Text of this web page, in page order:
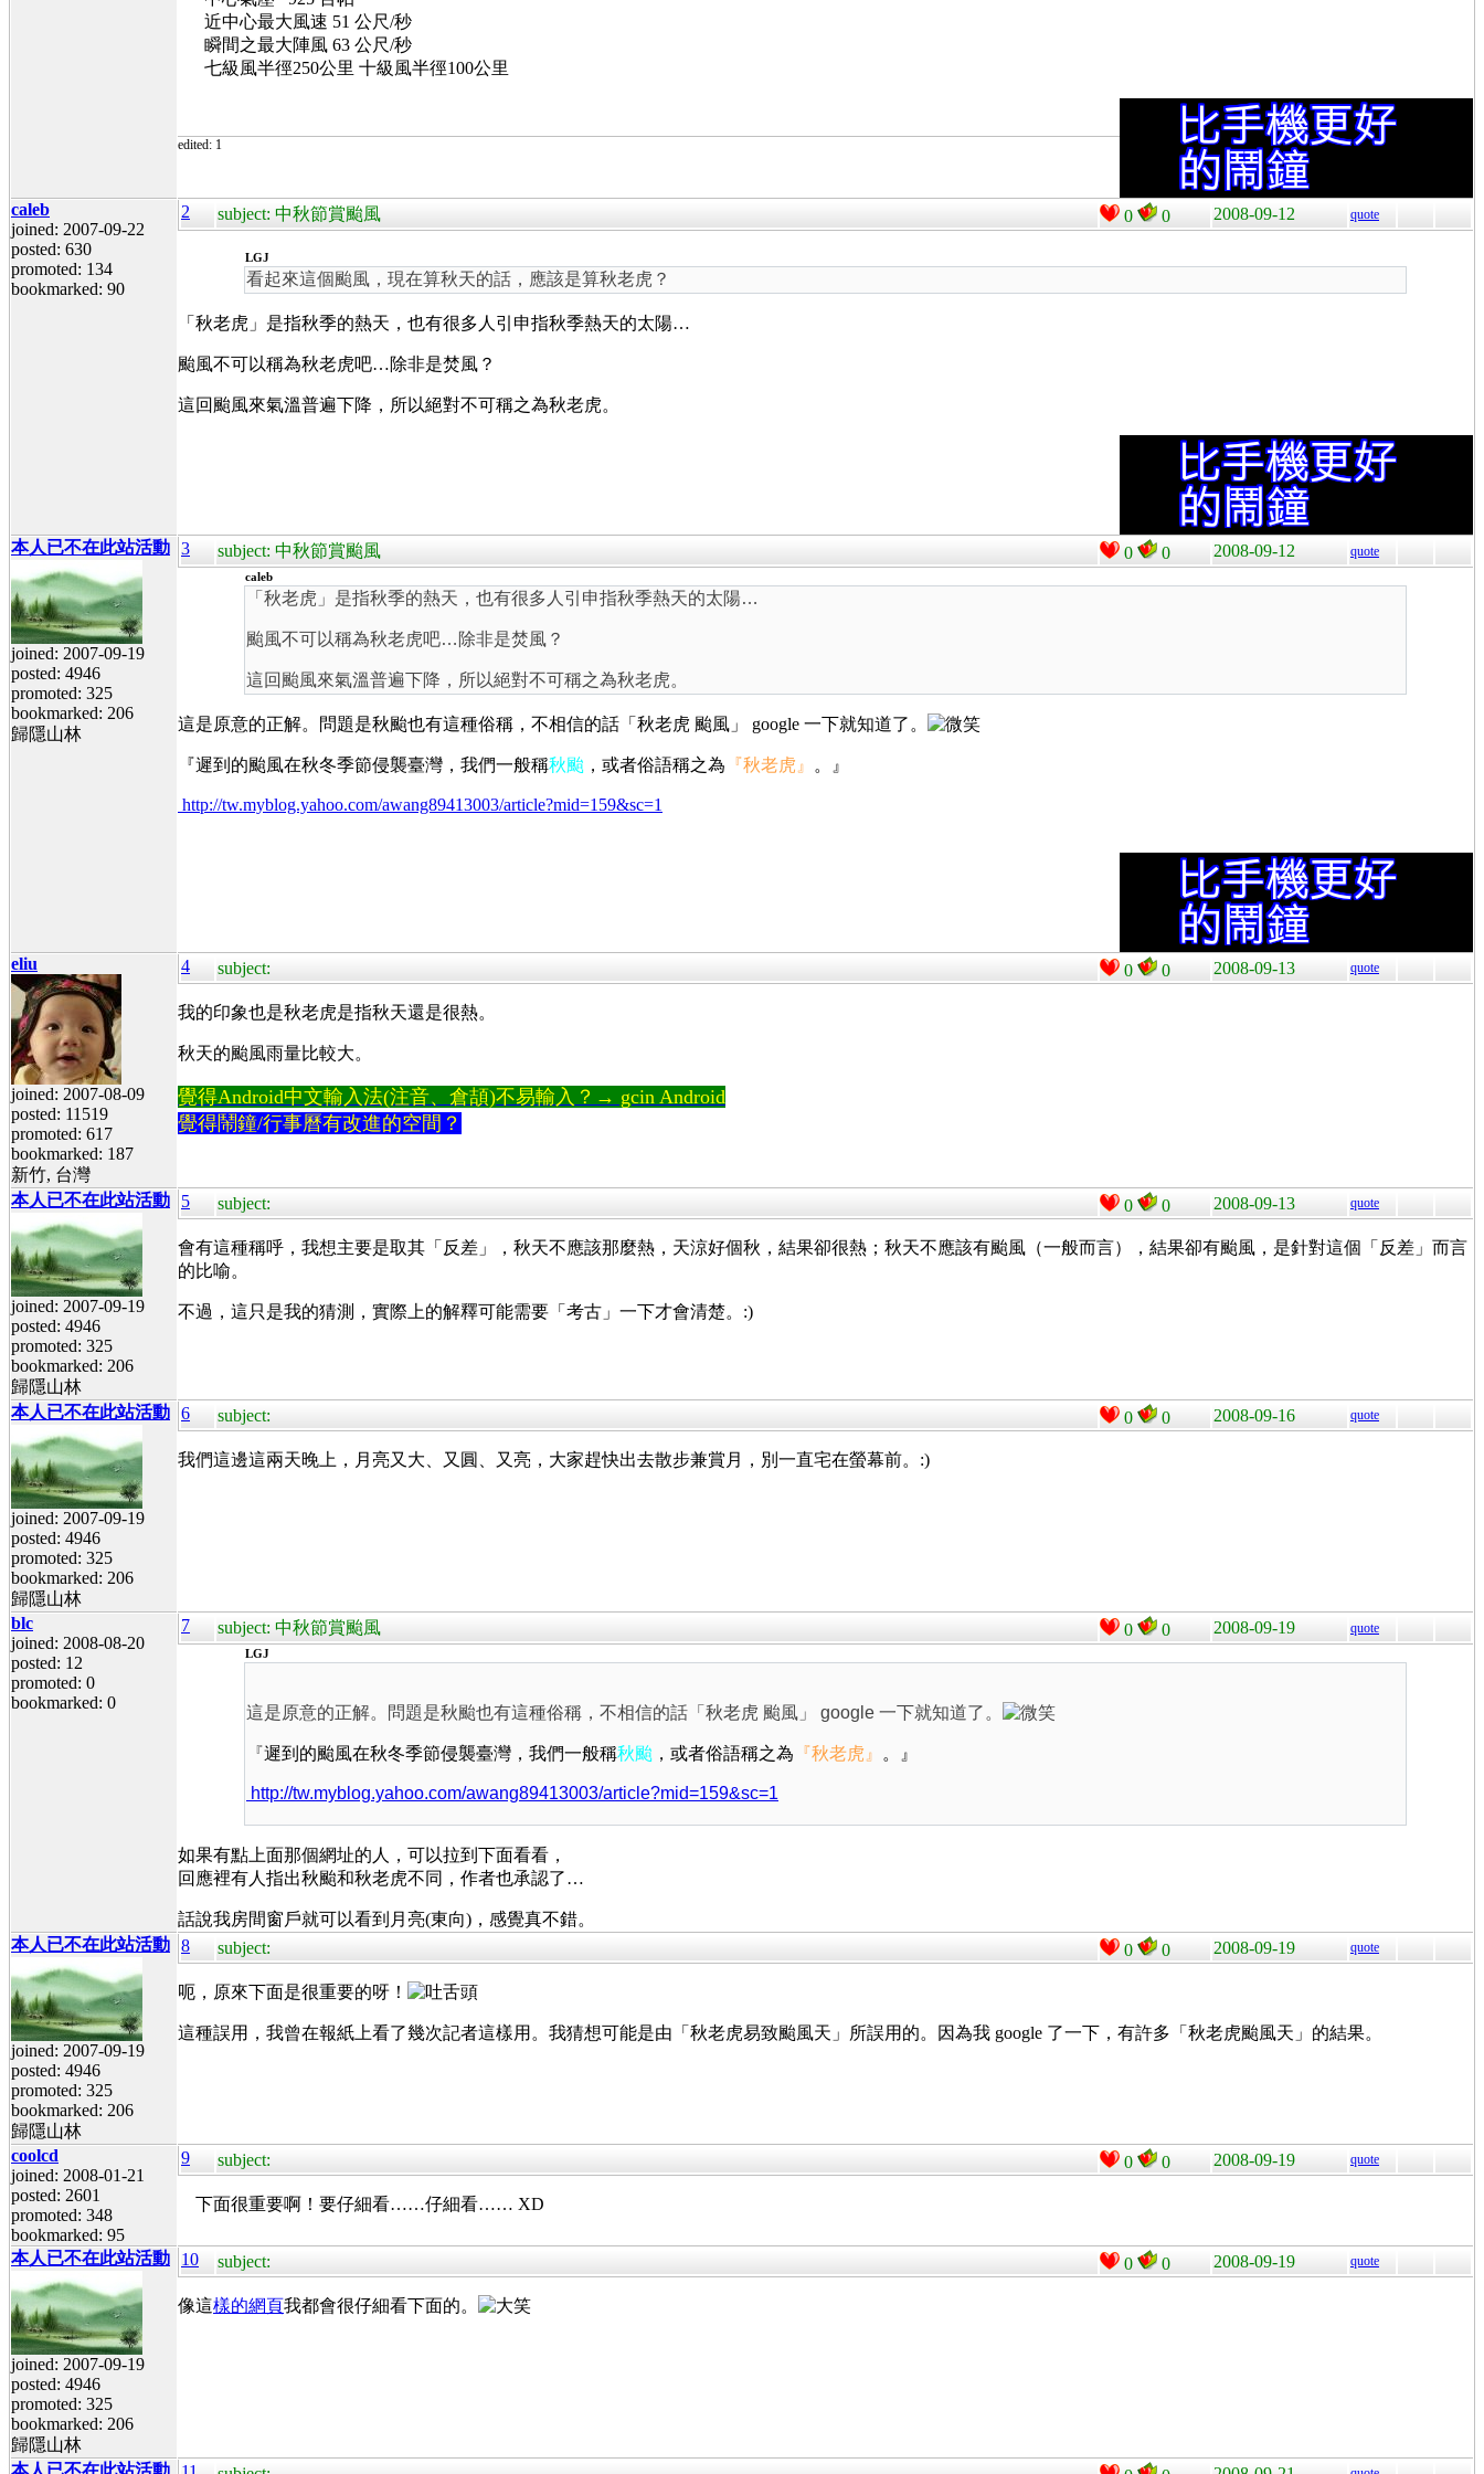
近中心最大風速 51 公尺/秒
瞬間之最大陣風 63 公尺/秒
七級風半徑250公里 十級風半徑100公里
edited: 1
caleb
joined: 2007-09-22
posted: 630
promoted: 134
bookmarked: 90
2 subject: 中秋節賞颱風 0 0 2008-09-12 quote
LGJ
看起來這個颱風，現在算秋天的話，應該是算秋老虎？
「秋老虎」是指秋季的熱天，也有很多人引申指秋季熱天的太陽…
颱風不可以稱為秋老虎吧…除非是焚風？
這回颱風來氣溫普遍下降，所以絕對不可稱之為秋老虎。
本人已不在此站活動
joined: 2007-09-19
posted: 4946
promoted: 325
bookmarked: 206
歸隱山林
3 subject: 中秋節賞颱風 0 0 2008-09-12 quote
caleb
「秋老虎」是指秋季的熱天，也有很多人引申指秋季熱天的太陽…
颱風不可以稱為秋老虎吧…除非是焚風？
這回颱風來氣溫普遍下降，所以絕對不可稱之為秋老虎。
這是原意的正解。問題是秋颱也有這種俗稱，不相信的話「秋老虎 颱風」 google 一下就知道了。
『遲到的颱風在秋冬季節侵襲臺灣，我們一般稱秋颱 ，或者俗語稱之為 『秋老虎 』 。』
http://tw.myblog.yahoo.com/awang89413003/article?mid=159&sc=1
eliu
joined: 2007-08-09
posted: 11519
promoted: 617
bookmarked: 187
新竹, 台灣
4 subject: 0 0 2008-09-13 quote
我的印象也是秋老虎是指秋天還是很熱。
秋天的颱風雨量比較大。
覺得Android中文輸入法(注音、倉頡)不易輸入？→ gcin Android
覺得鬧鐘/行事曆有改進的空間？
本人已不在此站活動
joined: 2007-09-19
posted: 4946
promoted: 325
bookmarked: 206
歸隱山林
5 subject: 0 0 2008-09-13 quote
會有這種稱呼，我想主要是取其「反差」，秋天不應該那麼熱，天涼好個秋，結果卻很熱；秋天不應該有颱風（一般而言），結果卻有颱風，是針對這個「反差」而言
的比喻。
不過，這只是我的猜測，實際上的解釋可能需要「考古」一下才會清楚。:)
本人已不在此站活動
joined: 2007-09-19
posted: 4946
promoted: 325
bookmarked: 206
歸隱山林
6 subject: 0 0 2008-09-16 quote
我們這邊這兩天晚上，月亮又大、又圓、又亮，大家趕快出去散步兼賞月，別一直宅在螢幕前。:)
blc
joined: 2008-08-20
posted: 12
promoted: 0
bookmarked: 0
7 subject: 中秋節賞颱風 0 0 2008-09-19 quote
LGJ
這是原意的正解。問題是秋颱也有這種俗稱，不相信的話「秋老虎 颱風」 google 一下就知道了。
『遲到的颱風在秋冬季節侵襲臺灣，我們一般稱秋颱 ，或者俗語稱之為 『秋老虎 』 。』
http://tw.myblog.yahoo.com/awang89413003/article?mid=159&sc=1
如果有點上面那個網址的人，可以拉到下面看看，
回應裡有人指出秋颱和秋老虎不同，作者也承認了…
話說我房間窗戶就可以看到月亮(東向)，感覺真不錯。
本人已不在此站活動
joined: 2007-09-19
posted: 4946
promoted: 325
bookmarked: 206
歸隱山林
8 subject: 0 0 2008-09-19 quote
呃，原來下面是很重要的呀！
這種誤用，我曾在報紙上看了幾次記者這樣用。我猜想可能是由「秋老虎易致颱風天」所誤用的。因為我 google 了一下，有許多「秋老虎颱風天」的結果。
coolcd
joined: 2008-01-21
posted: 2601
promoted: 348
bookmarked: 95
9 subject: 0 0 2008-09-19 quote
下面很重要啊！要仔細看……仔細看…… XD
本人已不在此站活動
joined: 2007-09-19
posted: 4946
promoted: 325
bookmarked: 206
歸隱山林
10 subject: 0 0 2008-09-19 quote
像這樣的網頁我都會很仔細看下面的。
本人已不在此站活動